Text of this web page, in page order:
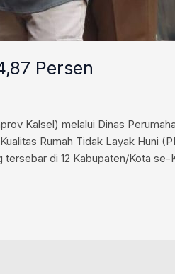
Persen
Kalsel) melalui Dinas
Rumah Tidak Layak Huni
tersebar di 12 Kabupaten/Kota